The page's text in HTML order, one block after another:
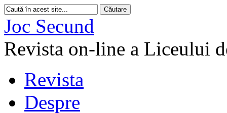
Joc Secund
Revista on-line a Liceului
Revista
Despre